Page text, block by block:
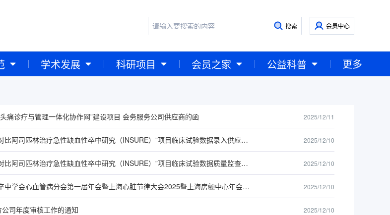
搜索 会员中心
学术发展 科研项目 会员之家 公益科普 更多
痛诊疗与管理一体化协作网”建设项目 会务服务公司供应商的函 2025/12/11
中国卒中学会关于“吲哚布芬对比阿司匹林治疗急性缺血性卒中研究（INSURE）”项目临床试验数据录入供应商的公示 2025/12/10
中国卒中学会关于“吲哚布芬对比阿司匹林治疗急性缺血性卒中研究（INSURE）”项目临床试验数据质量监查供应商的公示 2025/12/10
中国卒中学会关于招募“中国卒中学会心血管病分会第一届年会暨上海心脏节律大会2025暨上海房颤中心年会2025”会务服务公司供应商的公示 2025/12/10
司年度审核工作的通知 2025/12/10